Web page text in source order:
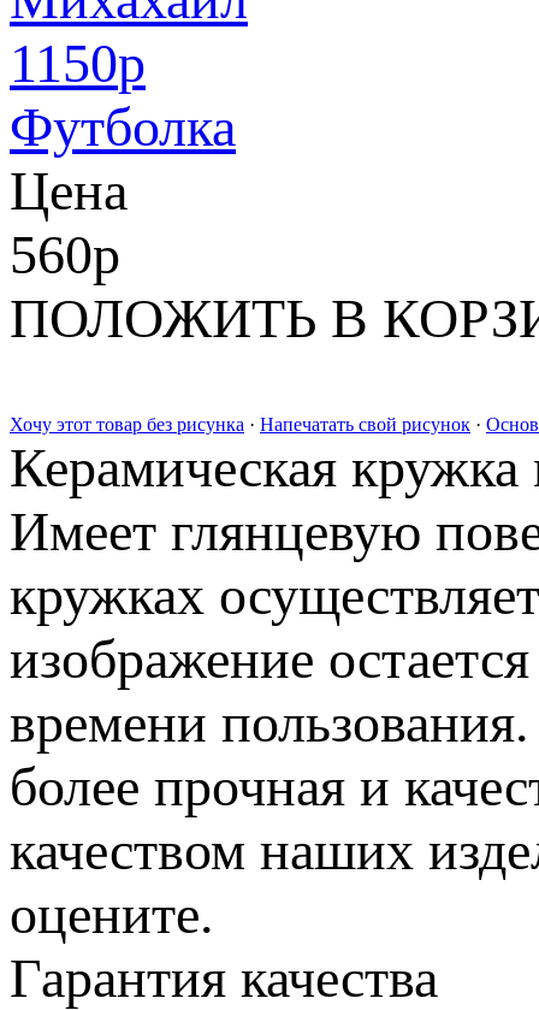
1150p
Футболка
Цена
560p
ПОЛОЖИТЬ В
Хочу этот товар без рисунка · Напечатать свой рисунок ·
Керамическая
Имеет глянцевую
кружках
изображение
времени
более прочная и
качеством наших
оцените.
Гарантия качества